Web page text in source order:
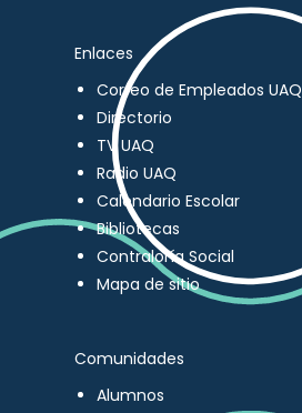
Enlaces
Correo de Empleados UAQ
Directorio
TV UAQ
Radio UAQ
Calendario Escolar
Bibliotecas
Contraloría Social
Mapa de sitio
Comunidades
Alumnos